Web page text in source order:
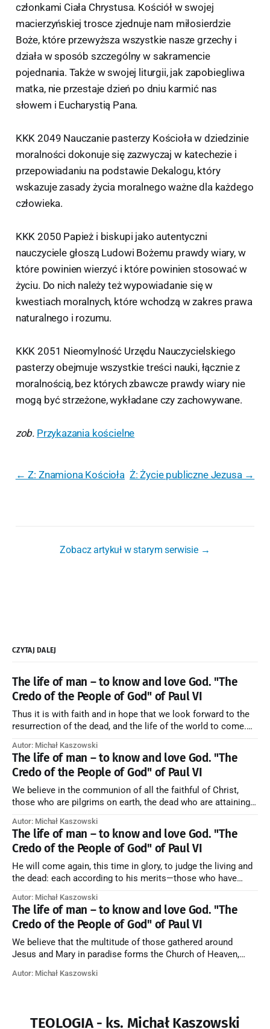
członkami Ciała Chrystusa. Kościół w swojej
macierzyńskiej trosce zjednuje nam miłosierdzie
Boże, które przewyższa wszystkie nasze grzechy i
działa w sposób szczególny w sakramencie
pojednania. Także w swojej liturgii, jak zapobiegliwa
matka, nie przestaje dzień po dniu karmić nas
słowem i Eucharystią Pana.
KKK 2049 Nauczanie pasterzy Kościoła w dziedzinie
moralności dokonuje się zazwyczaj w katechezie i
przepowiadaniu na podstawie Dekalogu, który
wskazuje zasady życia moralnego ważne dla każdego
człowieka.
KKK 2050 Papież i biskupi jako autentyczni
nauczyciele głoszą Ludowi Bożemu prawdy wiary, w
które powinien wierzyć i które powinien stosować w
życiu. Do nich należy też wypowiadanie się w
kwestiach moralnych, które wchodzą w zakres prawa
naturalnego i rozumu.
KKK 2051 Nieomylność Urzędu Nauczycielskiego
pasterzy obejmuje wszystkie treści nauki, łącznie z
moralnością, bez których zbawcze prawdy wiary nie
mogą być strzeżone, wykładane czy zachowywane.
zob. Przykazania kościelne
← Z: Znamiona Kościoła Ż: Życie publiczne Jezusa →
Zobacz artykuł w starym serwisie →
CZYTAJ DALEJ
The life of man – to know and love God. "The
Credo of the People of God" of Paul VI
Thus it is with faith and in hope that we look forward to the
resurrection of the dead, and the life of the world to come.
artykuł w starym serwisie →
Autor: Michał Kaszowski
The life of man – to know and love God. "The
Credo of the People of God" of Paul VI
We believe in the communion of all the faithful of Christ,
those who are pilgrims on earth, the dead who are attaining
forming one Church; and we believe that in this communion
the merciful love of God and His saints is
Autor: Michał Kaszowski
The life of man – to know and love God. "The
Credo of the People of God" of Paul VI
He will come again, this time in glory, to judge the living and
the dead: each according to his merits—those who have
those who have refused them to the end going to the fire that
is not
Autor: Michał Kaszowski
The life of man – to know and love God. "The
Credo of the People of God" of Paul VI
We believe that the multitude of those gathered around
Jesus and Mary in paradise forms the Church of Heaven,
they also, in different degrees, are associated with the holy
Autor: Michał Kaszowski
TEOLOGIA - ks. Michał Kaszowski